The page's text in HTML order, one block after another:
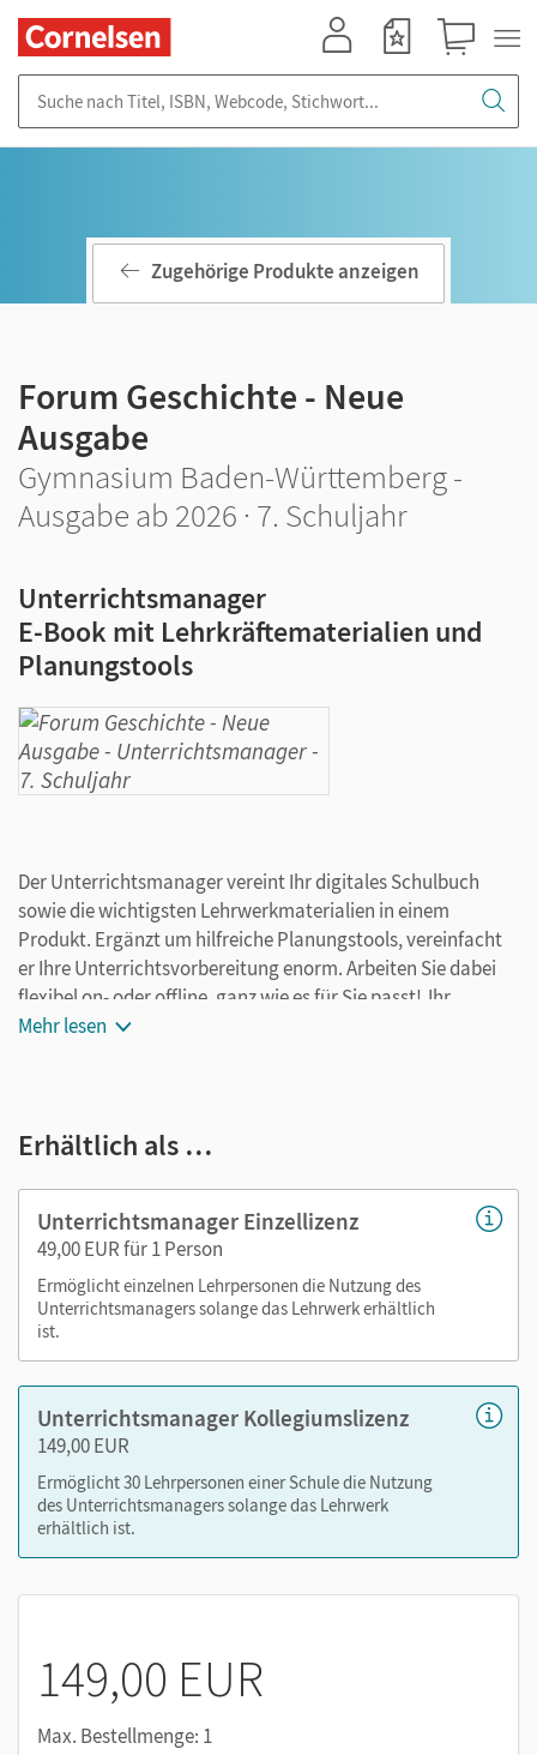
Zugehörige Produkte anzeigen
Forum Geschichte - Neue
Ausgabe
Gymnasium Baden-Württemberg -
Ausgabe ab 2026 · 7. Schuljahr
Unterrichtsmanager
E-Book mit Lehrkräftematerialien und
Planungstools
Der Unterrichtsmanager vereint Ihr digitales Schulbuch
sowie die wichtigsten Lehrwerkmaterialien in einem
Produkt. Ergänzt um hilfreiche Planungstools, vereinfacht
er Ihre Unterrichtsvorbereitung enorm. Arbeiten Sie dabei
flexibel on- oder offline, ganz wie es für Sie passt! Ihr
Unterrichtsmanager enthält:
Videos
Lösungen der Aufgaben
didaktische Hinweise und Hintergrundinformationen
Tafelbilder und Grafiken
Inhalte der Cornelsen Lernen App:Digitale Hilfe,
Digitales Quiz, Digitaler Check– auch über
lernen.cornelsen.de
Nutzen Sie den Unterrichtsmanager auf lernen.cornelsen.de
oder über die Cornelsen Lernen App.
Mehr lesen
Erhältlich als …
Unterrichtsmanager Einzellizenz
49,00 EUR für 1 Person
Ermöglicht einzelnen Lehrpersonen die Nutzung des
Unterrichtsmanagers solange das Lehrwerk erhältlich
ist.
Unterrichtsmanager Kollegiumslizenz
149,00 EUR
Ermöglicht 30 Lehrpersonen einer Schule die Nutzung
des Unterrichtsmanagers solange das Lehrwerk
erhältlich ist.
149,00 EUR
Max. Bestellmenge: 1